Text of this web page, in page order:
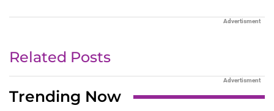
Advertisment
Related Posts
Advertisment
Trending Now